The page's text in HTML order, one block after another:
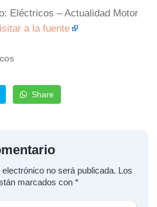
Eléctricos – Actualidad Motor
a la fuente
Share
no será publicada. Los
marcados con *